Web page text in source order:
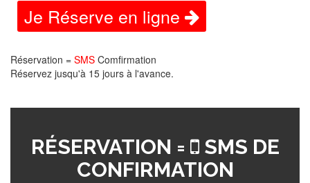
Je Réserve en ligne
Réservation = SMS Comfirmation
Réservez jusqu'à 15 jours à l'avance.
RÉSERVATION =
SMS DE
CONFIRMATION